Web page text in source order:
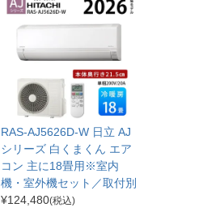
RAS-AJ5626D-W 日立 AJ
シリーズ 白くまくん エア
コン 主に18畳用※室内
機・室外機セット／取付別
¥124,480(税込)